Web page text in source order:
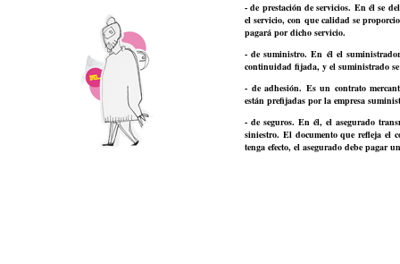
- de prestación de servicios. En él se
el servicio, con que calidad se
pagará por dicho servicio.
- de suministro. En él el
continuidad fijada, y el suministrado se
- de adhesión. Es un contrato
están prefijadas por la empresa
- de seguros. En él, el asegurado
siniestro. El documento que refleja el
tenga efecto, el asegurado debe pagar